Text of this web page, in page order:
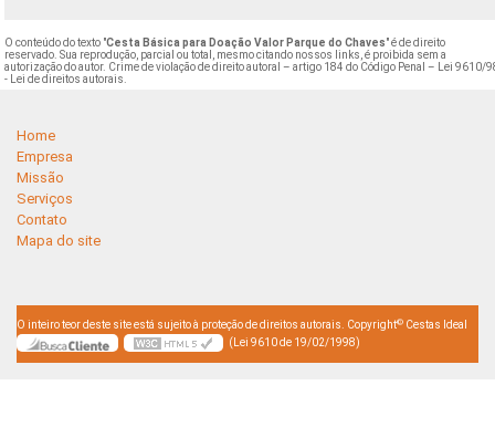
O conteúdo do texto "Cesta Básica para Doação Valor Parque do Chaves" é de direito
reservado. Sua reprodução, parcial ou total, mesmo citando nossos links, é proibida sem a
autorização do autor. Crime de violação de direito autoral – artigo 184 do Código Penal –
Lei 9610/
- Lei de direitos autorais
Home
Empresa
Missão
Serviços
Contato
Mapa do site
O inteiro teor deste site está sujeito à proteção de direitos autorais. Copyright© Cestas Ideal
(Lei 9610 de 19/02/1998)